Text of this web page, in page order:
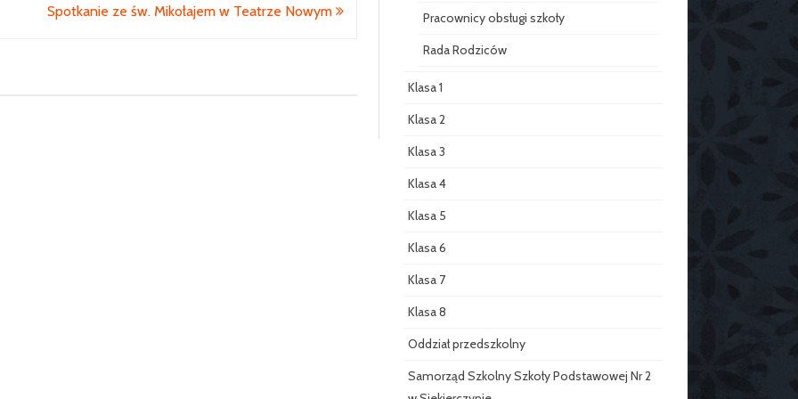
Spotkanie ze św. Mikołajem w Teatrze Nowym
Pracownicy obsługi szkoły
Rada Rodziców
Klasa 1
Klasa 2
Klasa 3
Klasa 4
Klasa 5
Klasa 6
Klasa 7
Klasa 8
Oddział przedszkolny
Samorząd Szkolny Szkoły Podstawowej Nr 2